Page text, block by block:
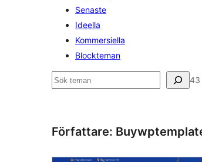
Senaste
Ideella
Kommersiella
Blockteman
Sök 43
Författare: